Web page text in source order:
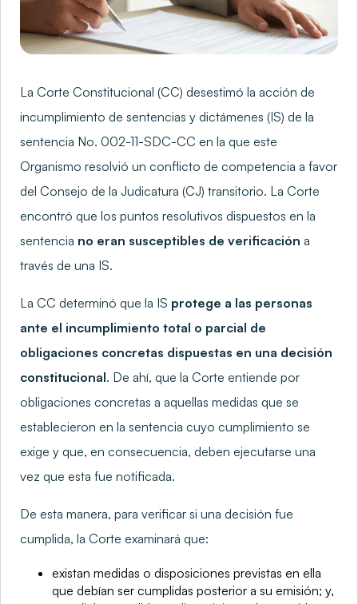
La Corte Constitucional (CC) desestimó la acción de
incumplimiento de sentencias y dictámenes (IS) de la
sentencia No. 002-11-SDC-CC en la que este
Organismo resolvió un conflicto de competencia a favor
del Consejo de la Judicatura (CJ) transitorio. La Corte
encontró que los puntos resolutivos dispuestos en la
sentencia no eran susceptibles de verificación a
través de una IS.
La CC determinó que la IS protege a las personas
ante el incumplimiento total o parcial de
obligaciones concretas dispuestas en una decisión
constitucional. De ahí, que la Corte entiende por
obligaciones concretas a aquellas medidas que se
establecieron en la sentencia cuyo cumplimiento se
exige y que, en consecuencia, deben ejecutarse una
vez que esta fue notificada.
De esta manera, para verificar si una decisión fue
cumplida, la Corte examinará que:
existan medidas o disposiciones previstas en ella
que debían ser cumplidas posterior a su emisión; y,